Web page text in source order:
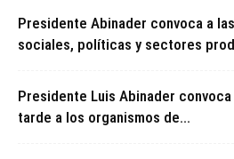
Presidente Abinader convoca a
sociales, políticas y sectores
Presidente Luis Abinader
tarde a los organismos de...